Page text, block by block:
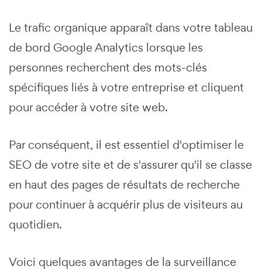
Le trafic organique apparaît dans votre tableau
de bord Google Analytics lorsque les
personnes recherchent des mots-clés
spécifiques liés à votre entreprise et cliquent
pour accéder à votre site web.
Par conséquent, il est essentiel d'optimiser le
SEO de votre site et de s'assurer qu'il se classe
en haut des pages de résultats de recherche
pour continuer à acquérir plus de visiteurs au
quotidien.
Voici quelques avantages de la surveillance